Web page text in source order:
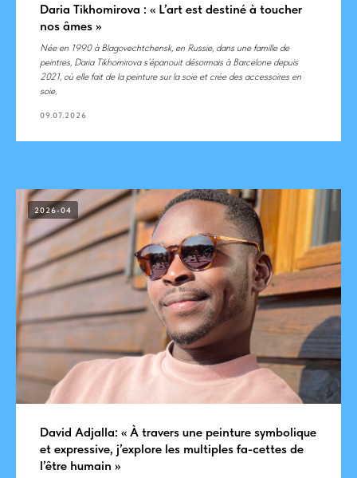
Daria Tikhomirova : « L’art est destiné à toucher
nos âmes »
Née en 1990 à Blagovechtchensk, en Russie, dans une famille de
peintres, Daria Tikhomirova s’épanouit désormais à Barcelone depuis
2021, où elle fait de la peinture sur la soie et crée des accessoires en
soie.
09.07.2026
2026-04
David Adjalla: « À travers une peinture symbolique
et expressive, j’explore les multiples fa-cettes de
l’être humain »